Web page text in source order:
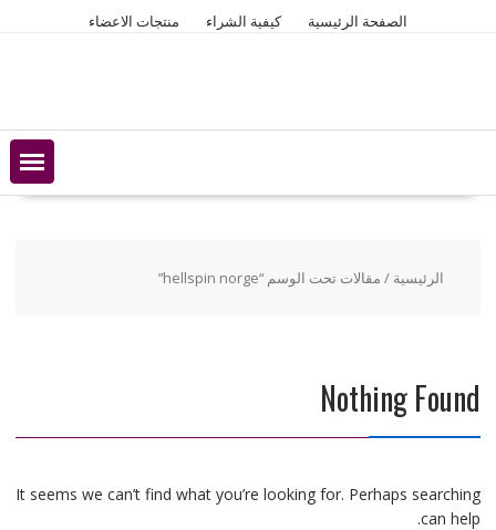
الصفحة الرئيسية كيفية الشراء منتجات الاعضاء
الرئيسية / مقالات تحت الوسم “hellspin norge”
Nothing Found
It seems we can’t find what you’re looking for. Perhaps searching
can help.